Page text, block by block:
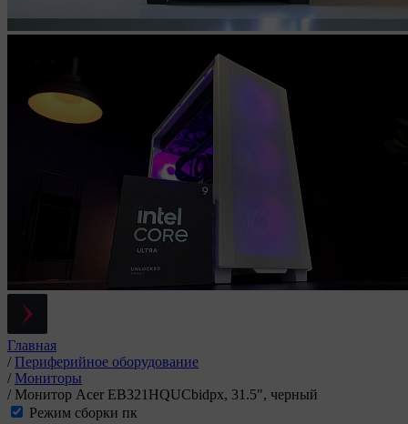
Главная
/ Периферийное оборудование
/ Мониторы
/ Монитор Acer EB321HQUCbidpx, 31.5", черный
Режим сборки пк